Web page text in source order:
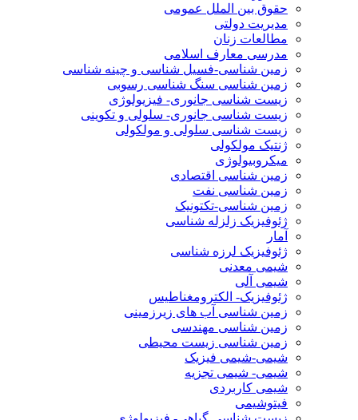
حقوق بین الملل عمومی
مدیریت دولتی
مطالعات زنان
مدرسی معارف اسلامی
زمین شناسی-فسیل شناسی و چینه شناسی
زمین شناسی سنگ شناسی رسوبی
زیست شناسی جانوری- فیزیولوژی
زیست شناسی جانوری- سلولی و تکوینی
زیست شناسی سلولی و مولکولی
ژنتیک مولکولی
میکروبیولوژی
زمین شناسی اقتصادی
زمین شناسی نفت
زمین شناسی-تکتونیک
ژئوفیزیک زلزله شناسی
آمار
ژئوفیزیک لرزه شناسی
شیمی معدنی
شیمی آلی
ژئوفیزیک- الکترومغناطیس
زمین شناسی آب های زیرزمینی
زمین شناسی مهندسی
زمین شناسی زیست محیطی
شیمی-شیمی فیزیک
شیمی- شیمی تجزیه
شیمی کاربردی
فیتوشیمی